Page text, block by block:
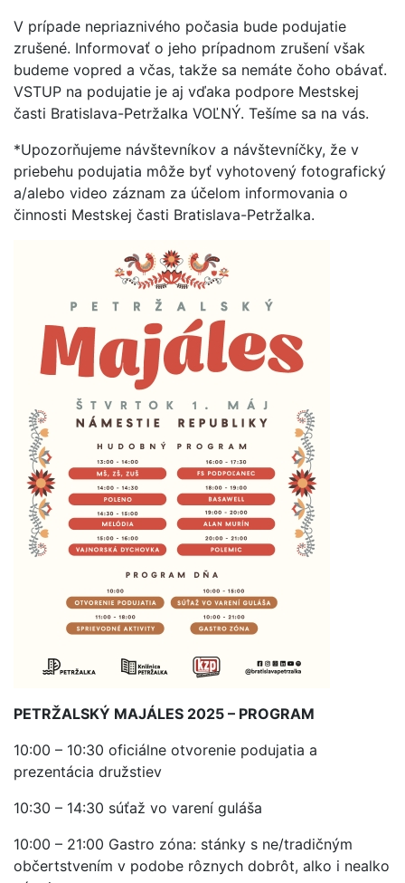
V prípade nepriaznivého počasia bude podujatie
zrušené. Informovať o jeho prípadnom zrušení však
budeme vopred a včas, takže sa nemáte čoho obávať.
VSTUP na podujatie je aj vďaka podpore Mestskej
časti Bratislava-Petržalka VOĽNÝ. Tešíme sa na vás.
*Upozorňujeme návštevníkov a návštevníčky, že v
priebehu podujatia môže byť vyhotovený fotografický
a/alebo video záznam za účelom informovania o
činnosti Mestskej časti Bratislava-Petržalka.
PETRŽALSKÝ MAJÁLES 2025 – PROGRAM
10:00 – 10:30 oficiálne otvorenie podujatia a
prezentácia družstiev
10:30 – 14:30 súťaž vo varení guláša
10:00 – 21:00 Gastro zóna: stánky s ne/tradičným
občertstvením v podobe rôznych dobrôt, alko i nealko